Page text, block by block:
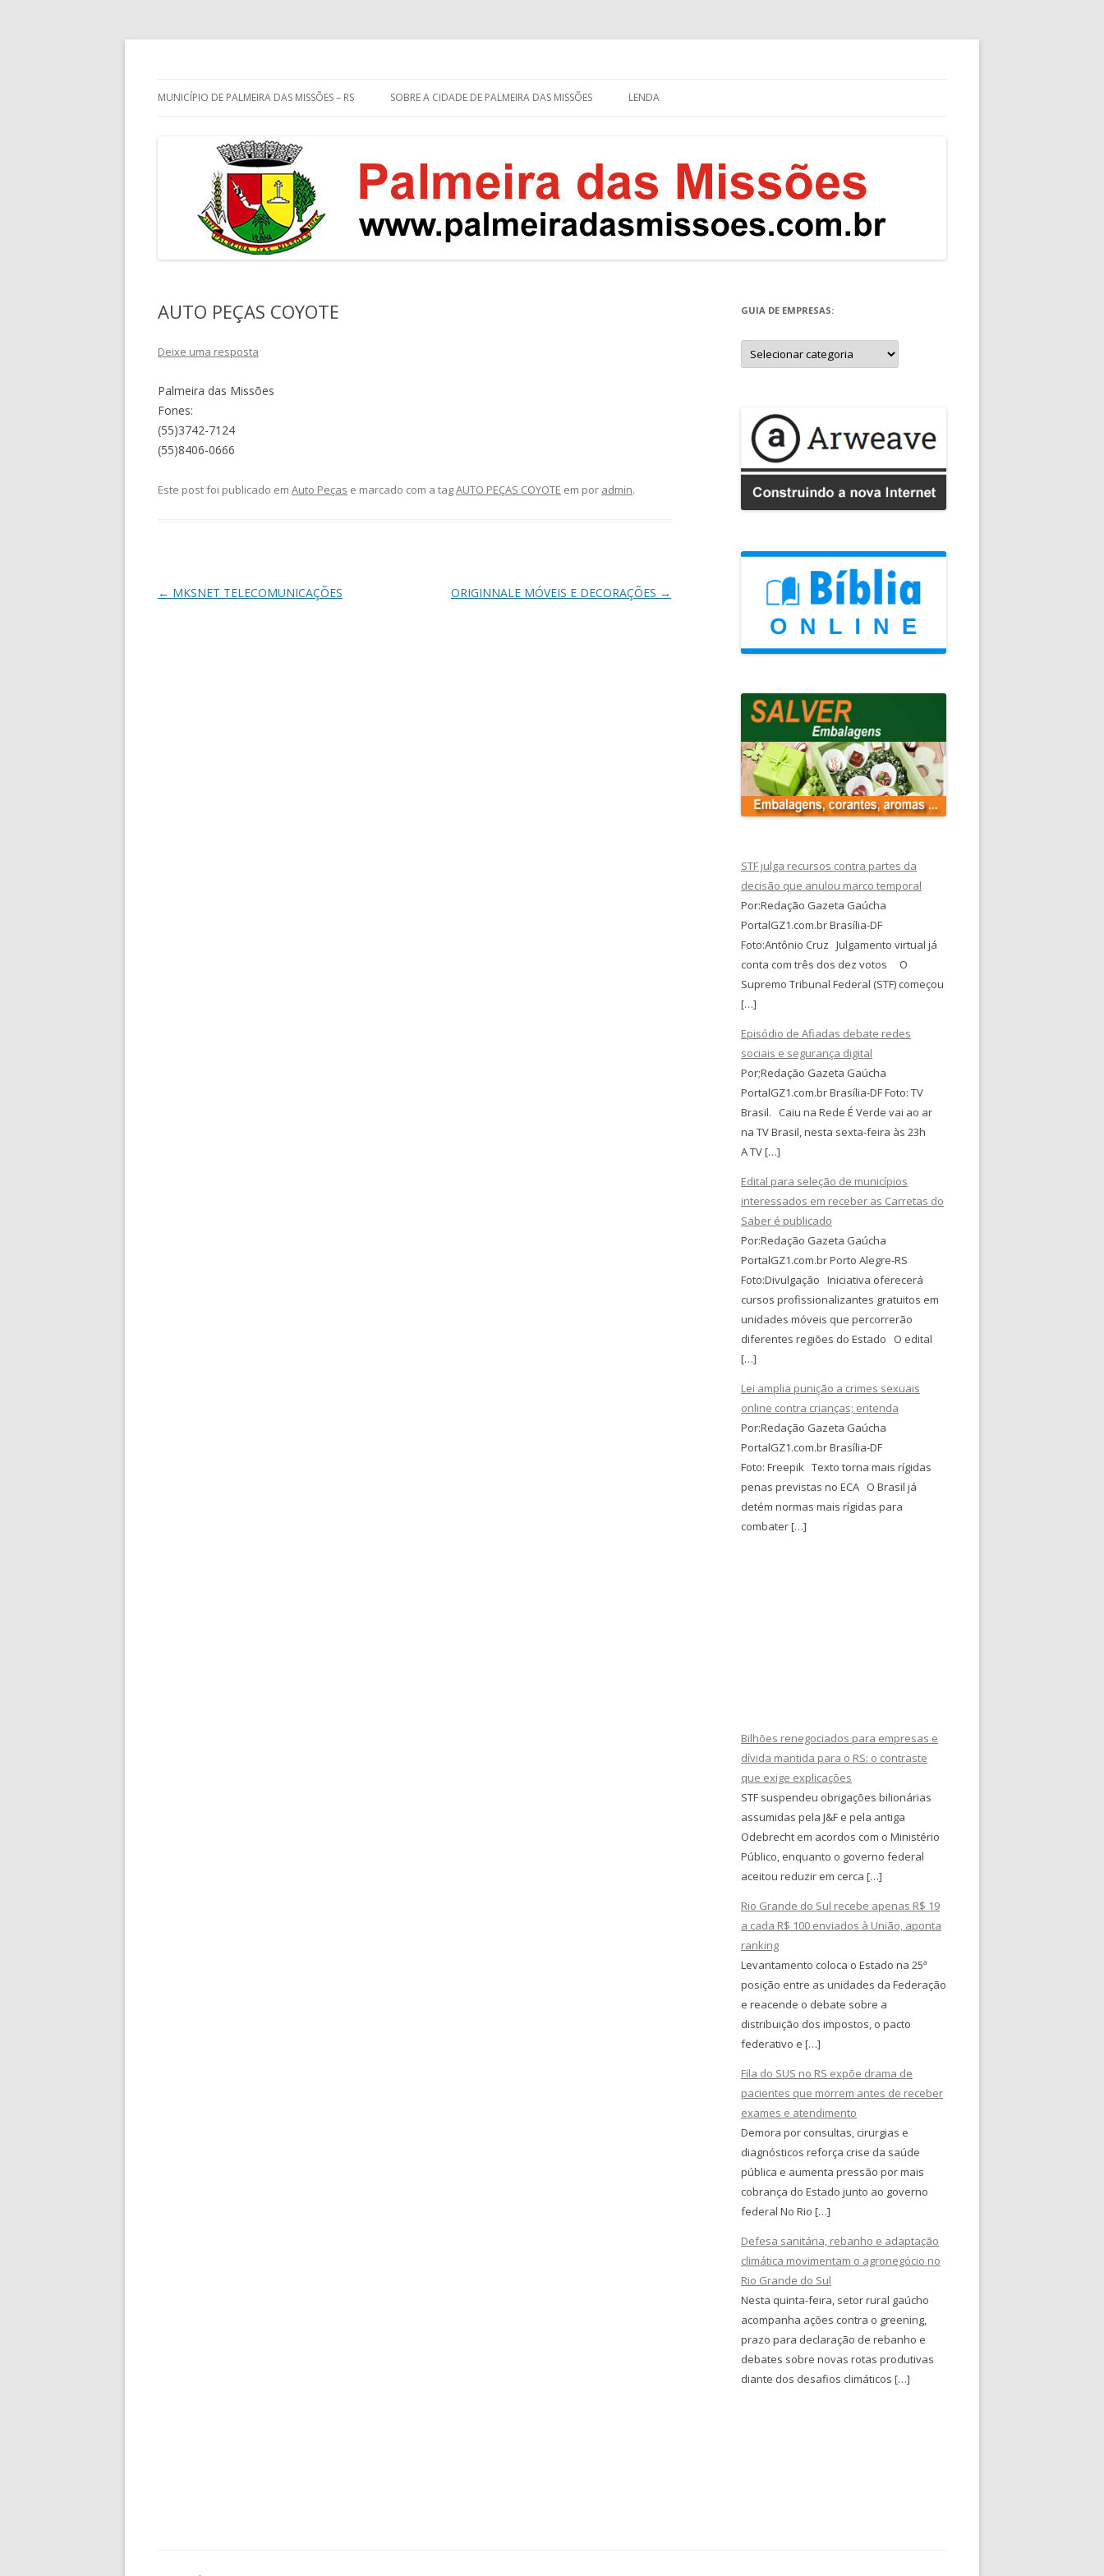
para
MUNICÍPIO DE PALMEIRA DAS MISSÕES – RS SOBRE A CIDADE DE PALMEIRA DAS MISSÕES LENDA
AUTO PEÇAS COYOTE
Deixe uma resposta
Palmeira das Missões
Fones:
(55)3742-7124
(55)8406-0666
Este post foi publicado em Auto Peças e marcado com a tagAUTO PEÇAS COYOTE em por admin.
Navegação
← MKSNET TELECOMUNICAÇÕES ORIGINNALE MÓVEIS E DECORAÇÕES →
GUIA DE EMPRESAS:
Guia
de
Empresas:
STF julga recursos contra partes da
decisão que anulou marco temporal
Por:Redação Gazeta Gaúcha
PortalGZ1.com.br Brasília-DF
Foto:Antônio Cruz Julgamento virtual já
conta com três dos dez votos O
Supremo Tribunal Federal (STF) começou
[…]
Episódio de Afiadas debate redes
sociais e segurança digital
Por;Redação Gazeta Gaúcha
PortalGZ1.com.br Brasília-DF Foto: TV
Brasil. Caiu na Rede É Verde vai ao ar
na TV Brasil, nesta sexta-feira às 23h
A TV […]
Edital para seleção de municípios
interessados em receber as Carretas do
Saber é publicado
Por:Redação Gazeta Gaúcha
PortalGZ1.com.br Porto Alegre-RS
Foto:Divulgação Iniciativa oferecerá
cursos profissionalizantes gratuitos em
unidades móveis que percorrerão
diferentes regiões do Estado O edital
[…]
Lei amplia punição a crimes sexuais
online contra crianças; entenda
Por:Redação Gazeta Gaúcha
PortalGZ1.com.br Brasília-DF
Foto: Freepik Texto torna mais rígidas
penas previstas no ECA O Brasil já
detém normas mais rígidas para
combater […]
Bilhões renegociados para empresas e
dívida mantida para o RS: o contraste
que exige explicações
STF suspendeu obrigações bilionárias
assumidas pela J&F e pela antiga
Odebrecht em acordos com o Ministério
Público, enquanto o governo federal
aceitou reduzir em cerca […]
Rio Grande do Sul recebe apenas R$ 19
a cada R$ 100 enviados à União, aponta
ranking
Levantamento coloca o Estado na 25ª
posição entre as unidades da Federação
e reacende o debate sobre a
distribuição dos impostos, o pacto
federativo e […]
Fila do SUS no RS expõe drama de
pacientes que morrem antes de receber
exames e atendimento
Demora por consultas, cirurgias e
diagnósticos reforça crise da saúde
pública e aumenta pressão por mais
cobrança do Estado junto ao governo
federal No Rio […]
Defesa sanitária, rebanho e adaptação
climática movimentam o agronegócio no
Rio Grande do Sul
Nesta quinta-feira, setor rural gaúcho
acompanha ações contra o greening,
prazo para declaração de rebanho e
debates sobre novas rotas produtivas
diante dos desafios climáticos […]